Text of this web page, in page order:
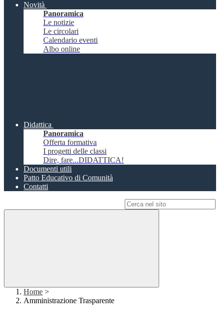
Novità
Panoramica
Le notizie
Le circolari
Calendario eventi
Albo online
Didattica
Panoramica
Offerta formativa
I progetti delle classi
Dire, fare...DIDATTICA!
Documenti utili
Patto Educativo di Comunità
Contatti
Home >
Amministrazione Trasparente